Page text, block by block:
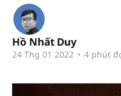
Hồ Nhất Duy
24 Thg 01 2022 • 4 phút